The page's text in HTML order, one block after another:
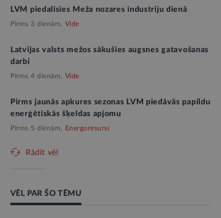
LVM piedalīsies Meža nozares industriju dienā
Pirms 3 dienām, Vide
Latvijas valsts mežos sākušies augsnes gatavošanas
darbi
Pirms 4 dienām, Vide
Pirms jaunās apkures sezonas LVM piedāvās papildu
enerģētiskās šķeldas apjomu
Pirms 5 dienām, Energoresursi
Rādīt vēl
VĒL PAR ŠO TĒMU